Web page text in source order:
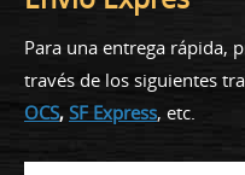
Para una entrega rápida,
través de los siguientes
OCS, SF Express, etc.